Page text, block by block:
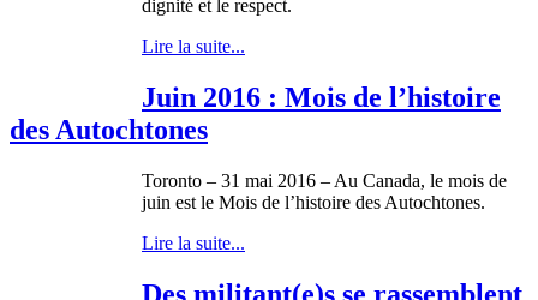
dignité et le respect.
Lire la suite...
Juin 2016 : Mois de l’histoire
des Autochtones
Toronto – 31 mai 2016 – Au Canada, le mois de
juin est le Mois de l’histoire des Autochtones.
Lire la suite...